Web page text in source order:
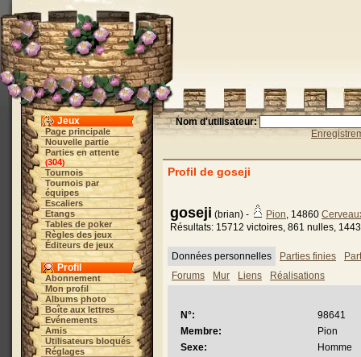
Jeux
Page principale
Nouvelle partie
Parties en attente
(304)
Tournois
Tournois par
équipes
Escaliers
Etangs
Tables de poker
Règles des jeux
Éditeurs de jeux
Profil
Abonnement
Mon profil
Albums photo
Boîte aux lettres
Evénements
Amis
Utilisateurs bloqués
Réglages
Nom d'utilisateur:
Profil de goseji
goseji (brian) - Pion, 14860
Résultats: 15712 victoires, 861 nulles,
Données personnelles Parties finies
Forums
Mur Liens Réalisations
N°:
98641
Membre:
Pion
Sexe:
Homme